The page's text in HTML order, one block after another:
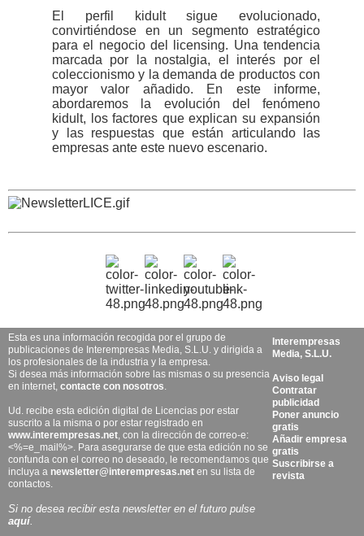
El perfil kidult sigue evolucionado,
convirtiéndose en un segmento estratégico
para el negocio del licensing. Una tendencia
marcada por la nostalgia, el interés por el
coleccionismo y la demanda de productos con
mayor valor añadido. En este informe,
abordaremos la evolución del fenómeno
kidult, los factores que explican su expansión
y las respuestas que están articulando las
empresas ante este nuevo escenario.
Esta es una información recogida por el grupo de
publicaciones de Interempresas Media, S.L.U. y dirigida a
los profesionales de la industria y la empresa.
Si desea más información sobre las mismas o su presencia
en internet, contacte con nosotros.
Ud. recibe esta edición digital de Licencias por estar
suscrito a la misma o por estar registrado en
www.interempresas.net, con la dirección de correo-e:
<%=e_mail%>. Para asegurarse de que esta edición no se
confunda con el correo no deseado, le recomendamos que
incluya a newsletter@interempresas.net en su lista de
contactos.
Si no desea recibir esta newsletter en el futuro pulse
aquí.
Interempresas
Media, S.L.U.
Aviso legal
Contratar
publicidad
Poner anuncio
gratis
Añadir empresa
gratis
Suscribirse a
revista